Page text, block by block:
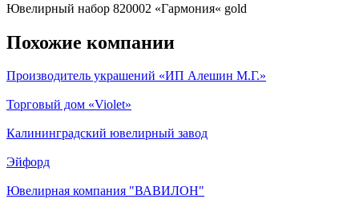
Ювелирный набор 820002 «Гармония« gold
Похожие компании
Производитель украшений «ИП Алешин М.Г.»
Торговый дом «Violet»
Калининградский ювелирный завод
Эйфорд
Ювелирная компания "ВАВИЛОН"